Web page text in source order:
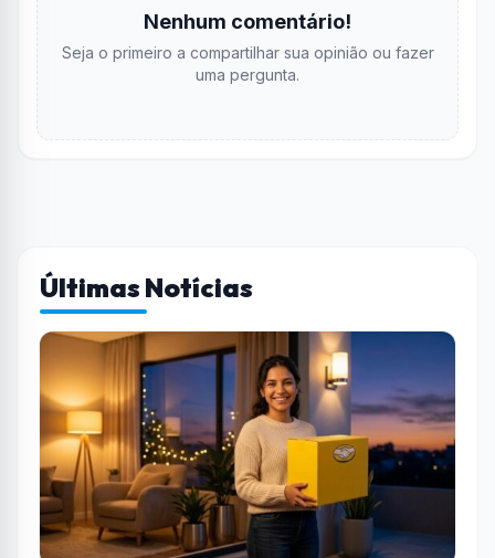
Nenhum comentário!
Seja o primeiro a compartilhar sua opinião ou fazer
uma pergunta.
Últimas Notícias